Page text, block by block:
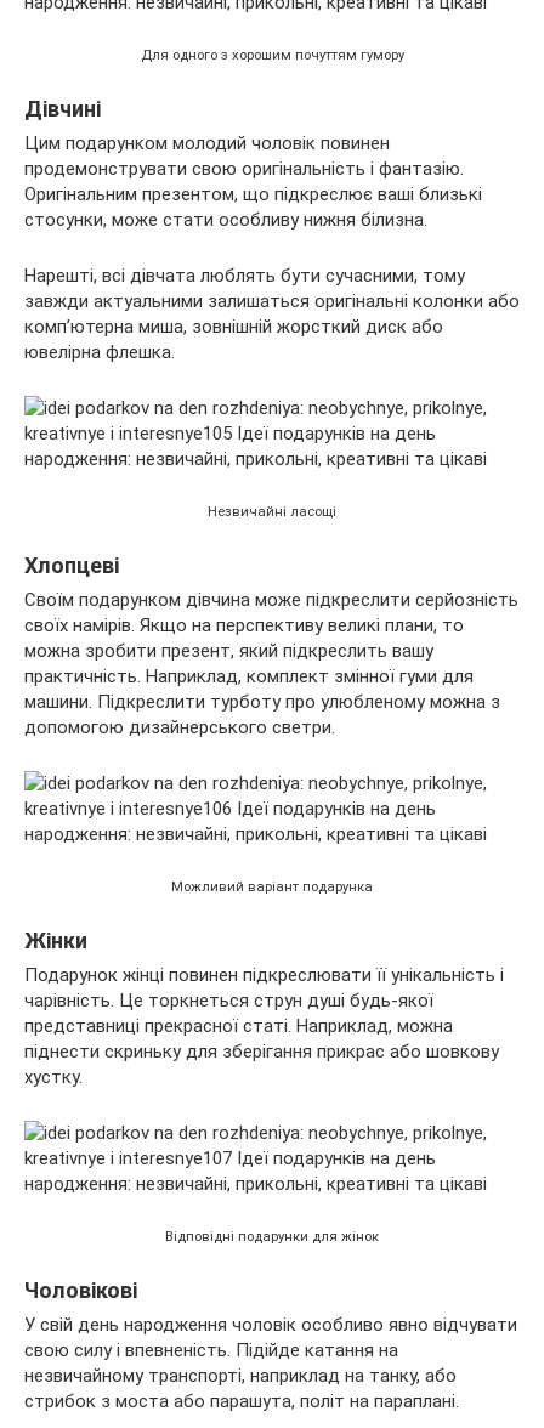
Для одного з хорошим почуттям гумору
Дівчині
Цим подарунком молодий чоловік повинен
продемонструвати свою оригінальність і фантазію.
Оригінальним презентом, що підкреслює ваші близькі
стосунки, може стати особливу нижня білизна.
Нарешті, всі дівчата люблять бути сучасними, тому
завжди актуальними залишаться оригінальні колонки або
комп’ютерна миша, зовнішній жорсткий диск або
ювелірна флешка.
Незвичайні ласощі
Хлопцеві
Своїм подарунком дівчина може підкреслити серйозність
своїх намірів. Якщо на перспективу великі плани, то
можна зробити презент, який підкреслить вашу
практичність. Наприклад, комплект змінної гуми для
машини. Підкреслити турботу про улюбленому можна з
допомогою дизайнерського светри.
Можливий варіант подарунка
Жінки
Подарунок жінці повинен підкреслювати її унікальність і
чарівність. Це торкнеться струн душі будь-якої
представниці прекрасної статі. Наприклад, можна
піднести скриньку для зберігання прикрас або шовкову
хустку.
Відповідні подарунки для жінок
Чоловікові
У свій день народження чоловік особливо явно відчувати
свою силу і впевненість. Підійде катання на
незвичайному транспорті, наприклад на танку, або
стрибок з моста або парашута, політ на параплані.